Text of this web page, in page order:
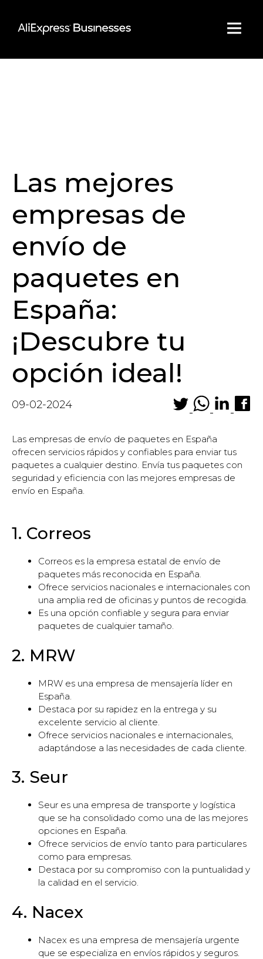
content
Las mejores
empresas de
envío de
paquetes en
España:
¡Descubre tu
opción ideal!
09-02-2024
Las empresas de envío de paquetes en España
ofrecen servicios rápidos y confiables para enviar tus
paquetes a cualquier destino. Envía tus paquetes con
seguridad y eficiencia con las mejores empresas de
envío en España.
1. Correos
Correos es la empresa estatal de envío de
paquetes más reconocida en España.
Ofrece servicios nacionales e internacionales con
una amplia red de oficinas y puntos de recogida.
Es una opción confiable y segura para enviar
paquetes de cualquier tamaño.
2. MRW
MRW es una empresa de mensajería líder en
España.
Destaca por su rapidez en la entrega y su
excelente servicio al cliente.
Ofrece servicios nacionales e internacionales,
adaptándose a las necesidades de cada cliente.
3. Seur
Seur es una empresa de transporte y logística
que se ha consolidado como una de las mejores
opciones en España.
Ofrece servicios de envío tanto para particulares
como para empresas.
Destaca por su compromiso con la puntualidad y
la calidad en el servicio.
4. Nacex
Nacex es una empresa de mensajería urgente
que se especializa en envíos rápidos y seguros.